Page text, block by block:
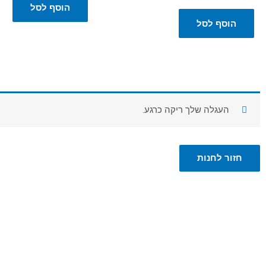
הוסף לסל
הוסף לסל
העגלה שלך ריקה כרגע.
חזור לחנות